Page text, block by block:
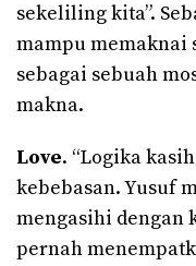
sekeliling kita”.
mampu memaknai
sebagai sebuah
makna.
Love. “Logika
kebebasan. Yusuf
mengasihi dengan
pernah